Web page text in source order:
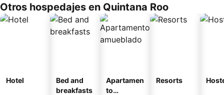
Otros hospedajes en Quintana Roo
Hotel
Bed and
breakfasts
Apartamen
to
Resorts